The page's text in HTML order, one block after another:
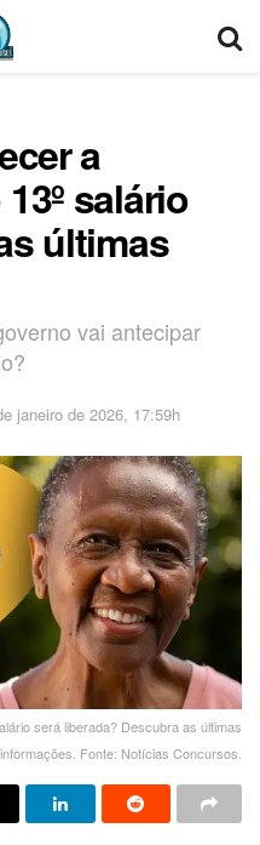
a
salário
últimas
vai antecipar
janeiro de 2026, 17:59h
será liberada? Descubra as últimas
informações. Fonte: Notícias Concursos.